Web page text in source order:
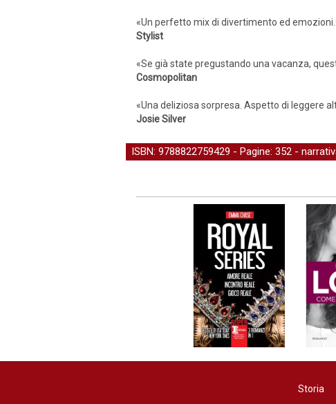
«Un perfetto mix di divertimento ed
Stylist
«Se già state pregustando una vacanza,
Cosmopolitan
«Una deliziosa sorpresa. Aspetto di leggere
Josie Silver
ISBN: 9788822759429 - Pagine: 352 -
Storia